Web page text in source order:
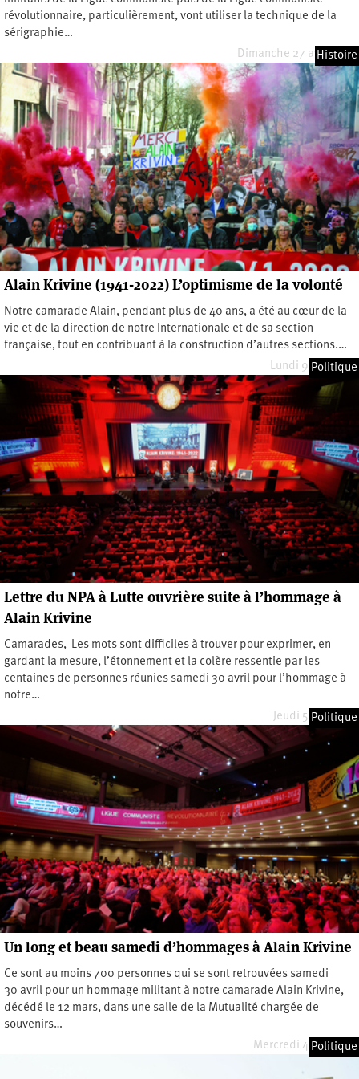
révolutionnaire, particulièrement, vont utiliser la technique de la
sérigraphie…
Dimanche 27 avril 2025
Histoire
Alain Krivine (1941-2022) L’optimisme de la volonté
Notre camarade Alain, pendant plus de 40 ans, a été au cœur de la
vie et de la direction de notre Internationale et de sa section
française, tout en contribuant à la construction d’autres sections.…
Lundi 9 mai 2022
Politique
Lettre du NPA à Lutte ouvrière suite à l’hommage à
Alain Krivine
Camarades, Les mots sont difficiles à trouver pour exprimer, en
gardant la mesure, l’étonnement et la colère ressentie par les
centaines de personnes réunies samedi 30 avril pour l’hommage à
notre…
Jeudi 5 mai 2022
Politique
Un long et beau samedi d’hommages à Alain Krivine
Ce sont au moins 700 personnes qui se sont retrouvées samedi
30 avril pour un hommage militant à notre camarade Alain Krivine,
décédé le 12 mars, dans une salle de la Mutualité chargée de
souvenirs…
Mercredi 4 mai 2022
Politique